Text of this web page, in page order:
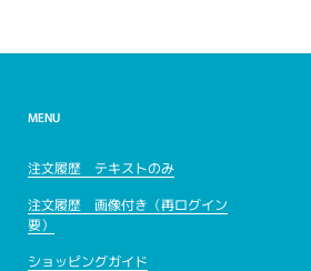
MENU
注文履歴 テキストのみ
注文履歴 画像付き（再ログイン
要）
ショッピングガイド